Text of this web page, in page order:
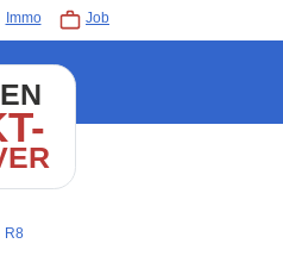
Immo Job
R8